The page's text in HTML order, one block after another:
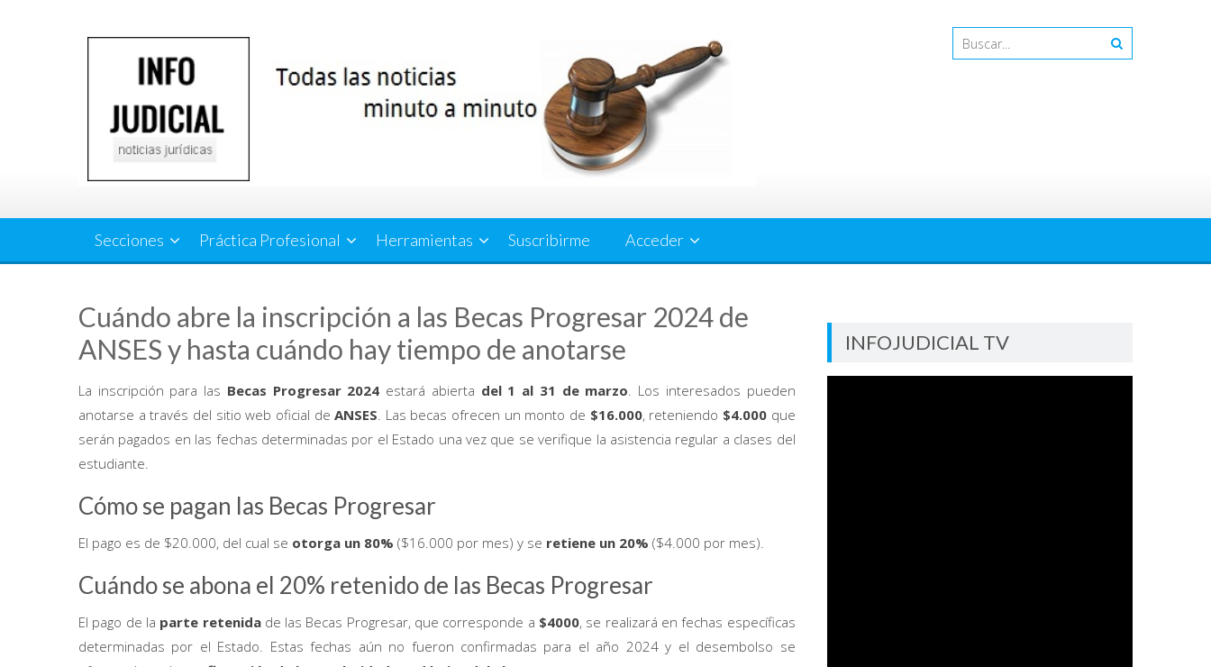
Secciones Práctica Profesional Herramientas Suscribirme Acceder
Cuándo abre la inscripción a las Becas Progresar 2024 de
ANSES y hasta cuándo hay tiempo de anotarse
La inscripción para las Becas Progresar 2024 estará abierta del 1 al 31 de marzo. Los interesados pueden
anotarse a través del sitio web oficial deANSES. Las becas ofrecen un monto de $16.000, reteniendo $4.000 que
serán pagados en las fechas determinadas por el Estado una vez que se verifique la asistencia regular a clases del
estudiante.
Cómo se pagan las Becas Progresar
El pago es de $20.000, del cual se otorga un 80% ($16.000 por mes) y se retiene un 20% ($4.000 por mes).
Cuándo se abona el 20% retenido de las Becas Progresar
El pago de la parte retenidade las Becas Progresar, que corresponde a $4000, se realizará en fechas específicas
determinadas por el Estado. Estas fechas aún no fueron confirmadas para el año 2024 y el desembolso se
INFOJUDICIAL TV